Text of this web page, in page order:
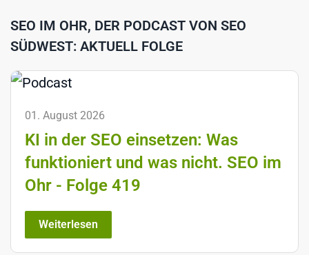
SEO IM OHR, DER PODCAST VON SEO
SÜDWEST: AKTUELL FOLGE
01. August 2026
KI in der SEO einsetzen: Was
funktioniert und was nicht. SEO im
Ohr - Folge 419
Weiterlesen